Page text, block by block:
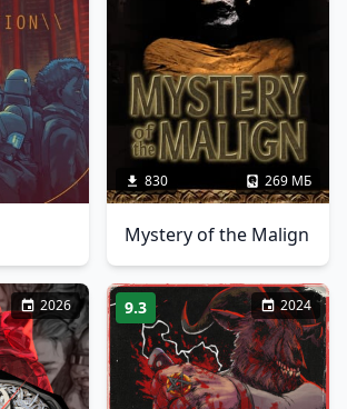
830 269 МБ
Mystery of the Malign
2026 9.3 2024